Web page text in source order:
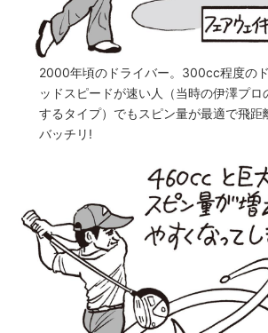
2000年頃のドライバー。300cc程度の
ッドスピードが速い人（当時の伊澤プロ
するタイプ）でもスピン量が最適で飛距
バッチリ!